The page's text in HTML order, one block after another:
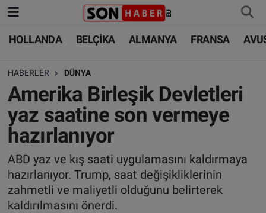
HOLLANDA BELÇİKA ALMANYA FRANSA
HABERLER DÜNYA
Amerika Birleşik Devletleri
yaz saatine son vermeye
hazırlanıyor
ABD yaz ve kış saati uygulamasını kaldırmaya
hazırlanıyor. Trump, saat değişikliklerinin
zahmetli ve maliyetli olduğunu belirterek
kaldırılmasını önerdi.
HOLLANDA
BELÇİKA
ALMANYA
FRANSA
AVUSTURYA
SAĞLIK - YAŞAM
HOLLANDA
BELÇİKA
ALMANYA
TÜRKİYE
DÜNYA
BİLİM-TEKNOLOJİ
Nöbetçi Eczaneler
Hava Durumu
Trafik Durumu
Süper Lig Puan Durumu ve Fikstür
Tüm Manşetler
Son Dakika Haberleri